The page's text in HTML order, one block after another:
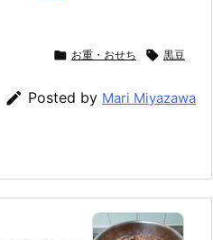
a
 お重・おせち  黒豆
 Posted by Mari Miyazawa